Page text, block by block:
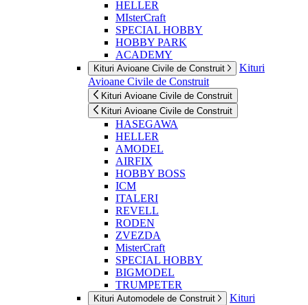
HELLER
MIsterCraft
SPECIAL HOBBY
HOBBY PARK
ACADEMY
Kituri Avioane Civile de Construit
Kituri
Avioane Civile de Construit
Kituri Avioane Civile de Construit
Kituri Avioane Civile de Construit
HASEGAWA
HELLER
AMODEL
AIRFIX
HOBBY BOSS
ICM
ITALERI
REVELL
RODEN
ZVEZDA
MisterCraft
SPECIAL HOBBY
BIGMODEL
TRUMPETER
Kituri Automodele de Construit
Kituri